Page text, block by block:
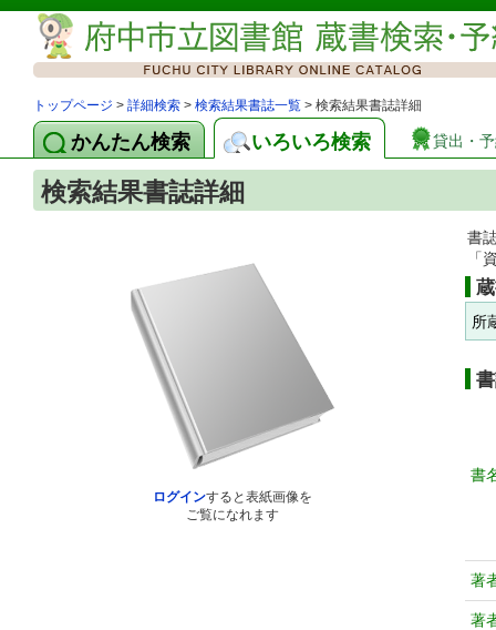
トップページ > 詳細検索 > 検索結果書誌一覧 > 検索結果書誌詳細
かんたん検索 いろいろ検索 貸出・
検索結果書誌詳細
ログインすると表紙画像を
ご覧になれます
書
「
所
書
著
著